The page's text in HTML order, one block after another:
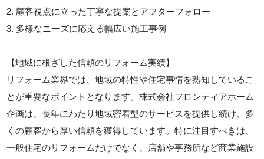
2. 顧客視点に立った丁寧な提案とアフターフォロー
3. 多様なニーズに応える幅広い施工事例
【地域に根ざした信頼のリフォーム実績】
リフォーム業界では、地域の特性や住宅事情を熟知しているこ
とが重要なポイントとなります。株式会社フロンティアホーム
企画は、長年にわたり地域密着型のサービスを提供し続け、多
くの顧客から厚い信頼を獲得しています。特に注目すべきは、
一般住宅のリフォームだけでなく、店舗や事務所など商業施設